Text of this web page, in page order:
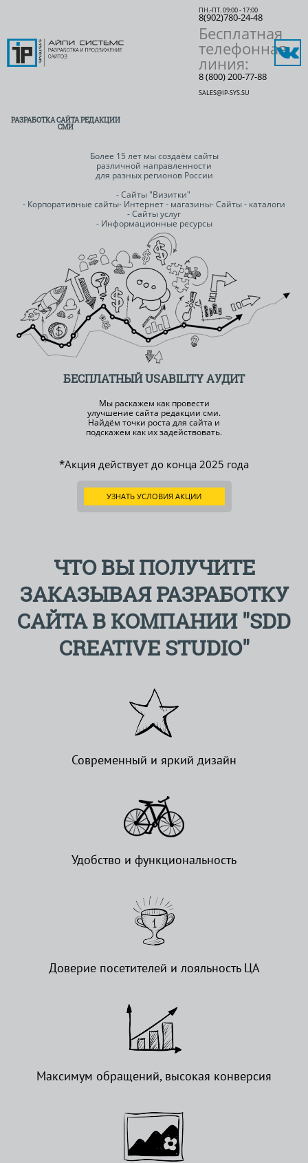
ПН.-ПТ. 09:00 - 17:00
8(902)780-24-48
Бесплатная
телефонная
линия:
8 (800) 200-77-88
SALES@IP-SYS.SU
РАЗРАБОТКА САЙТА РЕДАКЦИИ
СМИ
Более 15 лет мы создаём сайты
различной направленности
для разных регионов России
- Сайты "Визитки"
- Корпоративные сайты- Интернет - магазины- Сайты - каталоги
- Сайты услуг
- Информационные ресурсы
БЕСПЛАТНЫЙUSABILITY АУДИТ
Мы раскажем как провести
улучшение сайта редакции сми.
Найдём точки роста для сайта и
подскажем как их задействовать.
*Акция действует до конца 2025 года
УЗНАТЬ УСЛОВИЯ АКЦИИ
ЧТО ВЫ ПОЛУЧИТЕ
ЗАКАЗЫВАЯ РАЗРАБОТКУ
САЙТА В КОМПАНИИ "SDD
CREATIVE STUDIO"
Современный и яркий дизайн
Удобство и функциональность
Доверие посетителей и лояльность ЦА
Максимум обращений, высокая конверсия